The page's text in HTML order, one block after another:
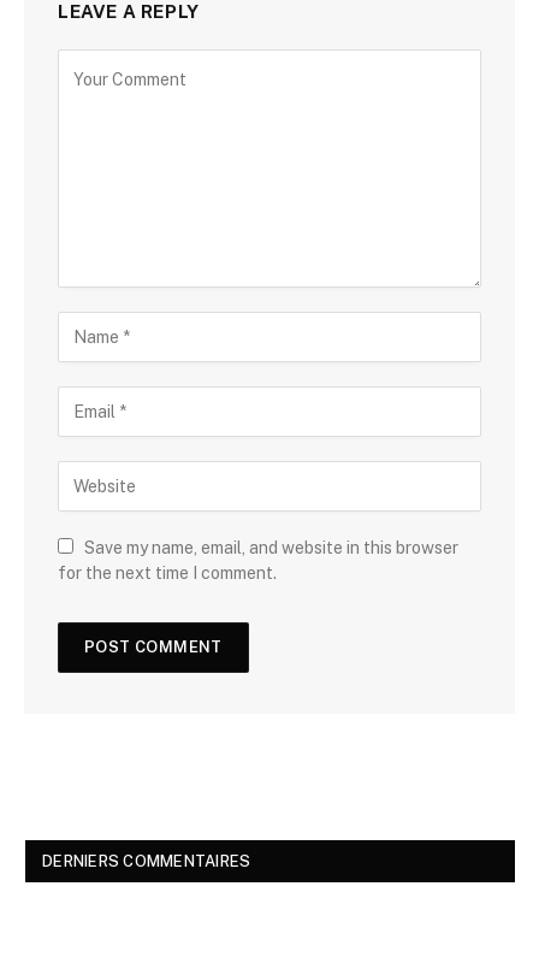
LEAVE A REPLY
Save my name, email, and website in this browser
for the next time I comment.
DERNIERS COMMENTAIRES